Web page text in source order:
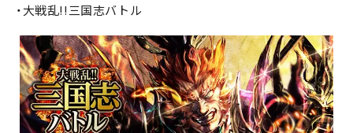
・大戦乱!!三国志バトル